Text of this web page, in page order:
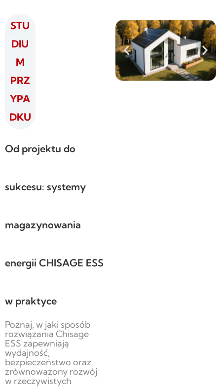
STU
DIU
M
PRZ
YPA
DKU
Od projektu do
sukcesu: systemy
magazynowania
energii CHISAGE ESS
w praktyce
Poznaj, w jaki sposób
rozwiązania Chisage
ESS zapewniają
wydajność,
bezpieczeństwo oraz
zrównoważony rozwój
w rzeczywistych